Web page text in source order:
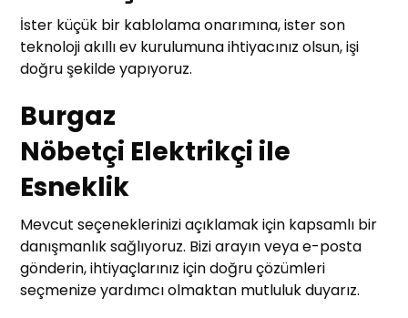
İster küçük bir kablolama onarımına, ister son
teknoloji akıllı ev kurulumuna ihtiyacınız olsun, işi
doğru şekilde yapıyoruz.
Burgaz
Nöbetçi Elektrikçi ile
Esneklik
Mevcut seçeneklerinizi açıklamak için kapsamlı bir
danışmanlık sağlıyoruz. Bizi arayın veya e-posta
gönderin, ihtiyaçlarınız için doğru çözümleri
seçmenize yardımcı olmaktan mutluluk duyarız.